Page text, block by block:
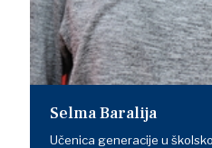
Selma Baralija
Učenica generacije u